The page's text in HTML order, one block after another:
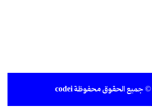
© جميع الحقوق محفوظةcodei